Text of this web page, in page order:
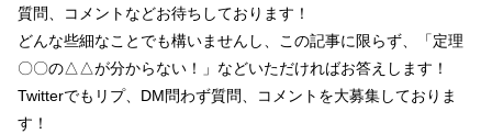
質問、コメントなどお待ちしております！
どんな些細なことでも構いませんし、この記事に限らず、「定理
〇〇の△△が分からない！」などいただければお答えします！
Twitterでもリプ、DM問わず質問、コメントを大募集しておりま
す！